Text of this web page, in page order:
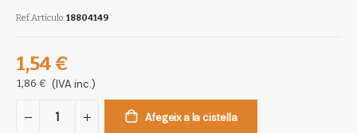
Ref.Artículo 18804149
1,54 €
1,86 € (IVA inc.)
Afegeix a la cistella